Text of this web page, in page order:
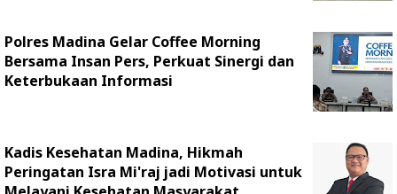
Polres Madina Gelar Coffee Morning
Bersama Insan Pers, Perkuat Sinergi dan
Keterbukaan Informasi
Kadis Kesehatan Madina, Hikmah
Peringatan Isra Mi'raj jadi Motivasi untuk